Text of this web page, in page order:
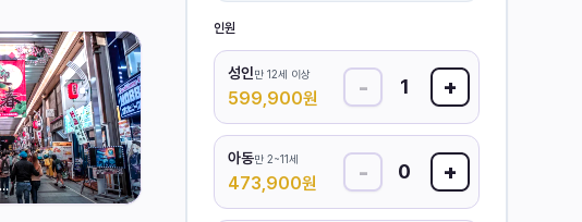
인원
성인만 12세 이상
599,900원 - 1 +
아동만 2~11세
473,900원 - 0 +